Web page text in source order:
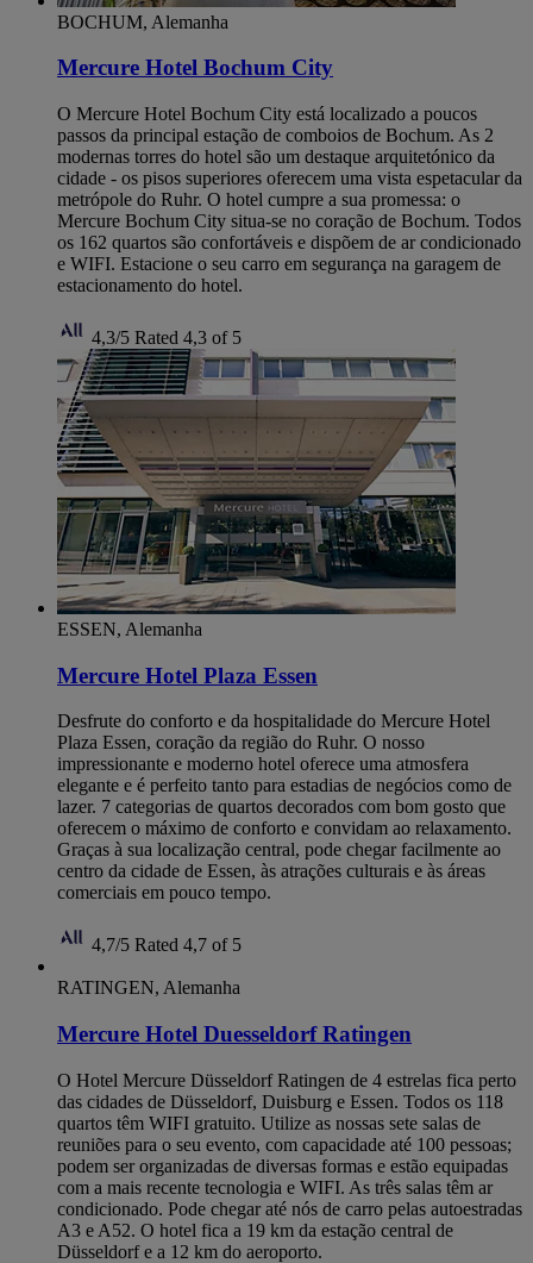
BOCHUM, Alemanha
Mercure Hotel Bochum City
O Mercure Hotel Bochum City está localizado a poucos
passos da principal estação de comboios de Bochum. As 2
modernas torres do hotel são um destaque arquitetónico da
cidade - os pisos superiores oferecem uma vista espetacular da
metrópole do Ruhr. O hotel cumpre a sua promessa: o
Mercure Bochum City situa-se no coração de Bochum. Todos
os 162 quartos são confortáveis e dispõem de ar condicionado
e WIFI. Estacione o seu carro em segurança na garagem de
estacionamento do hotel.
4,3/5 Rated 4,3 of 5
ESSEN, Alemanha
Mercure Hotel Plaza Essen
Desfrute do conforto e da hospitalidade do Mercure Hotel
Plaza Essen, coração da região do Ruhr. O nosso
impressionante e moderno hotel oferece uma atmosfera
elegante e é perfeito tanto para estadias de negócios como de
lazer. 7 categorias de quartos decorados com bom gosto que
oferecem o máximo de conforto e convidam ao relaxamento.
Graças à sua localização central, pode chegar facilmente ao
centro da cidade de Essen, às atrações culturais e às áreas
comerciais em pouco tempo.
4,7/5 Rated 4,7 of 5
RATINGEN, Alemanha
Mercure Hotel Duesseldorf Ratingen
O Hotel Mercure Düsseldorf Ratingen de 4 estrelas fica perto
das cidades de Düsseldorf, Duisburg e Essen. Todos os 118
quartos têm WIFI gratuito. Utilize as nossas sete salas de
reuniões para o seu evento, com capacidade até 100 pessoas;
podem ser organizadas de diversas formas e estão equipadas
com a mais recente tecnologia e WIFI. As três salas têm ar
condicionado. Pode chegar até nós de carro pelas autoestradas
A3 e A52. O hotel fica a 19 km da estação central de
Düsseldorf e a 12 km do aeroporto.